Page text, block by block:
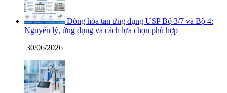
Dòng hòa tan ứng dụng USP Bộ 3/7 và Bộ 4:
Nguyên lý, ứng dụng và cách lựa chọn phù hợp
30/06/2026